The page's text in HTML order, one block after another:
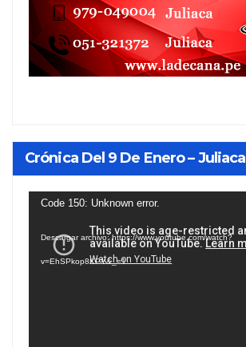
Crónica Del 9 De Enero – Juliaca
Reproductor
vídeo
Code 150: Unknown error.
Descargar archivo: https://www.youtube.com/watch?
v=EhSPkop8KPY&_=1